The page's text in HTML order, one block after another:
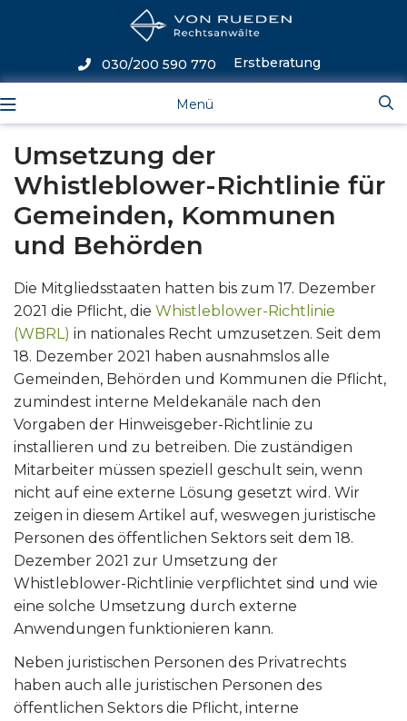
Menü
030/200 590 770 Erstberatung
Umsetzung der
Whistleblower-Richtlinie für
Gemeinden, Kommunen
und Behörden
Die Mitgliedsstaaten hatten bis zum 17. Dezember
2021 die Pflicht, die Whistleblower-Richtlinie
(WBRL) in nationales Recht umzusetzen. Seit dem
18. Dezember 2021 haben ausnahmslos alle
Gemeinden, Behörden und Kommunen die Pflicht,
zumindest interne Meldekanäle nach den
Vorgaben der Hinweisgeber-Richtlinie zu
installieren und zu betreiben. Die zuständigen
Mitarbeiter müssen speziell geschult sein, wenn
nicht auf eine externe Lösung gesetzt wird. Wir
zeigen in diesem Artikel auf, weswegen juristische
Personen des öffentlichen Sektors seit dem 18.
Dezember 2021 zur Umsetzung der
Whistleblower-Richtlinie verpflichtet sind und wie
eine solche Umsetzung durch externe
Anwendungen funktionieren kann.
Neben juristischen Personen des Privatrechts
haben auch alle juristischen Personen des
öffentlichen Sektors die Pflicht, interne